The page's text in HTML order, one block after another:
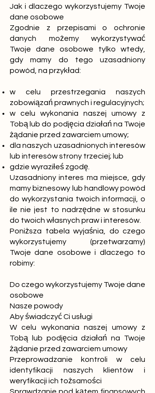
Jak i dlaczego wykorzystujemy Twoje
dane osobowe
Zgodnie z przepisami o ochronie
danych możemy wykorzystywać
Twoje dane osobowe tylko wtedy,
gdy mamy do tego uzasadniony
powód, na przykład:
w celu przestrzegania naszych
zobowiązań prawnych i regulacyjnych;
w celu wykonania naszej umowy z
Tobą lub do podjęcia działań na Twoje
żądanie przed zawarciem umowy;
dla naszych uzasadnionych interesów
lub interesów strony trzeciej; lub
gdzie wyraziłeś zgodę.
Uzasadniony interes ma miejsce, gdy
mamy biznesowy lub handlowy powód
do wykorzystania twoich informacji, o
ile nie jest to nadrzędne w stosunku
do twoich własnych praw i interesów.
Poniższa tabela wyjaśnia, do czego
wykorzystujemy (przetwarzamy)
Twoje dane osobowe i dlaczego to
robimy:
Do czego wykorzystujemy Twoje dane
osobowe
Nasze powody
Aby świadczyć Ci usługi
W celu wykonania naszej umowy z
Tobą lub podjęcia działań na Twoje
żądanie przed zawarciem umowy
Przeprowadzanie kontroli w celu
identyfikacji naszych klientów i
weryfikacji ich tożsamości